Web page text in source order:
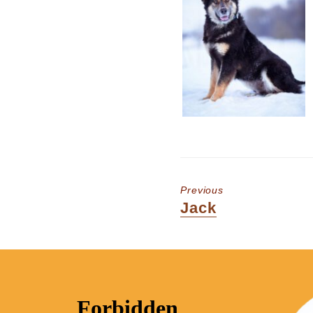
Previous
Previous
Jack